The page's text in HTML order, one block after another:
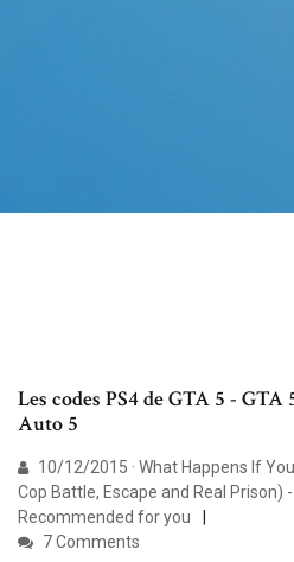
Les codes PS4 de GTA 5 -
Auto 5
10/12/2015 · What Happens If
Cop Battle, Escape and Real Prison)
Recommended for you
7 Comments